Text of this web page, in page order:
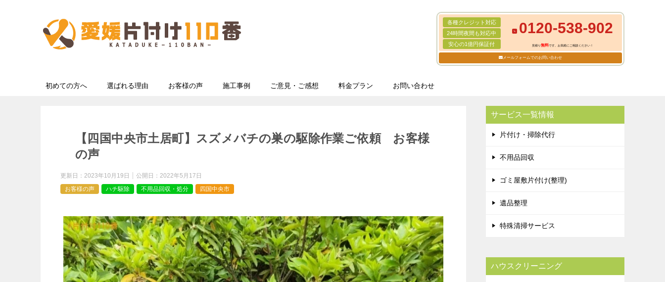
各種クレジット対応
24時間夜間も対応中
安心の1億円保証付
0120-538-902
見積り無料です。お気軽にご相談ください！
メールフォームでのお問い合わせ
初めての方へ 選ばれる理由 お客様の声 施工事例 ご意見・ご感想 料金プラン お問い合わせ
【四国中央市土居町】スズメバチの巣の駆除作業ご依頼 お客様
の声
更新日： 2023年10月19日 公開日： 2022年5月17日
お客様の声
ハチ駆除 不用品回収・処分 四国中央市
サービス一覧情報
片付け・掃除代行
不用品回収
ゴミ屋敷片付け(整理)
遺品整理
特殊清掃サービス
ハウスクリーニング